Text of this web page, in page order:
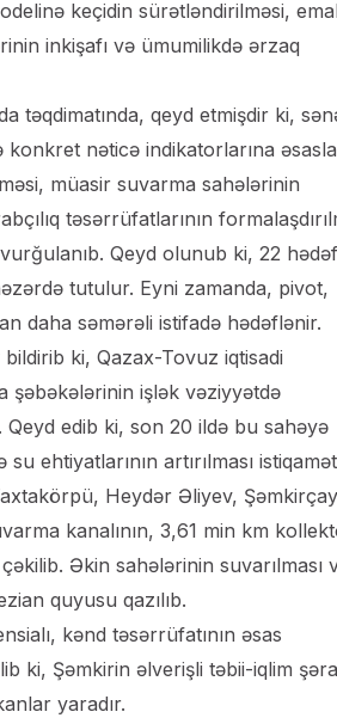
keçidin sürətləndirilməsi,
inkişafı və ümumilikdə ərzaq
təqdimatında, qeyd etmişdir ki,
nəticə indikatorlarına
müasir suvarma sahələrinin
təsərrüfatlarının
Qeyd olunub ki, 22 hədəf
tutulur. Eyni zamanda, pivot,
daha səmərəli istifadə hədəflənir.
ki, Qazax-Tovuz iqtisadi
şəbəkələrinin işlək vəziyyətdə
Qeyd edib ki, son 20 ildə bu sahəyə
ehtiyatlarının artırılması
Heydər Əliyev,
kanalının, 3,61 min km
Əkin sahələrinin suvarılması
quyusu qazılıb.
kənd təsərrüfatının əsas
ki, Şəmkirin əlverişli təbii-iqlim
yaradır.